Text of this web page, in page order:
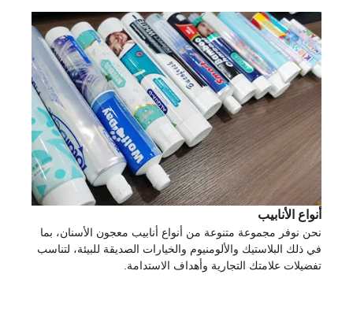
أنواع الأنابيب
نحن نوفر مجموعة متنوعة من أنواع أنابيب معجون الأسنان، بما
في ذلك البلاستيك والألومنيوم والخيارات الصديقة للبيئة، لتناسب
تفضيلات علامتك التجارية وأهداف الاستدامة.